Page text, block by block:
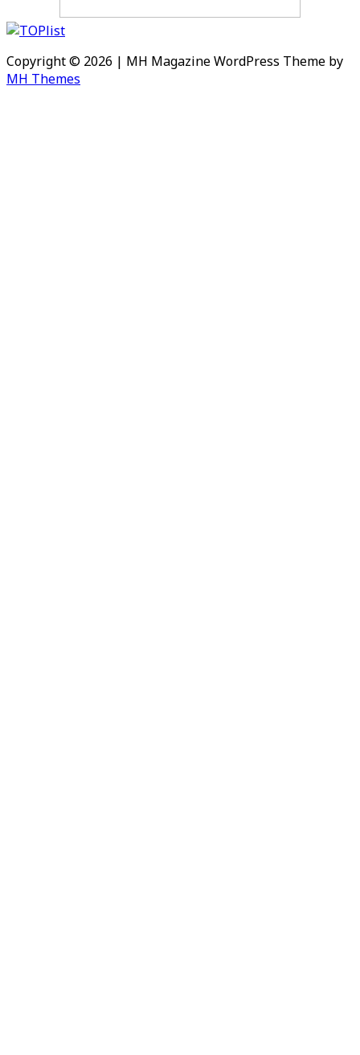
Copyright © 2026 | MH Magazine WordPress Theme by
MH Themes